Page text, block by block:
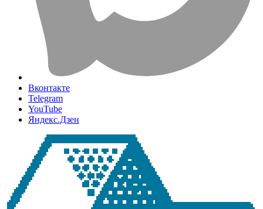
Вконтакте
Telegram
YouTube
Яндекс.Дзен